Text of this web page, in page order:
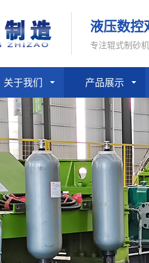
液压数控
专注辊式制砂
关于我们 产品展示